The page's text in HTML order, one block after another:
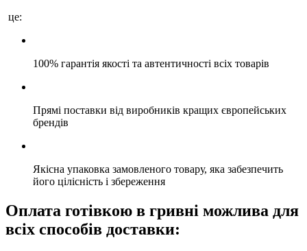
це:
100% гарантія якості та автентичності всіх товарів
Прямі поставки від виробників кращих європейських
брендів
Якісна упаковка замовленого товару, яка забезпечить
його цілісність і збереження
Оплата готівкою в гривні можлива для
всіх способів доставки: